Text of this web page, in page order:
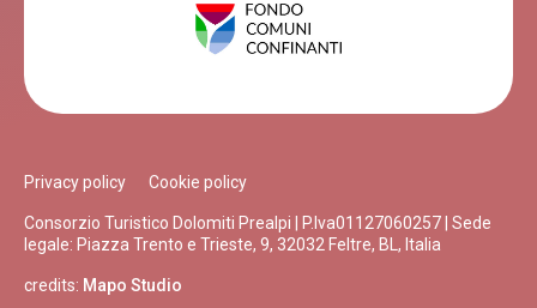
Privacy policy Cookie policy
Consorzio Turistico Dolomiti Prealpi | P.Iva01127060257 | Sede
legale: Piazza Trento e Trieste, 9, 32032 Feltre, BL, Italia
credits: Mapo Studio